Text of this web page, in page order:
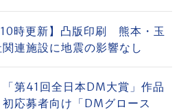
10時更新】凸版印刷 熊本・玉
連施設に地震の影響なし
第41回全日本DM大賞」作品
応募者向け「DMグロース